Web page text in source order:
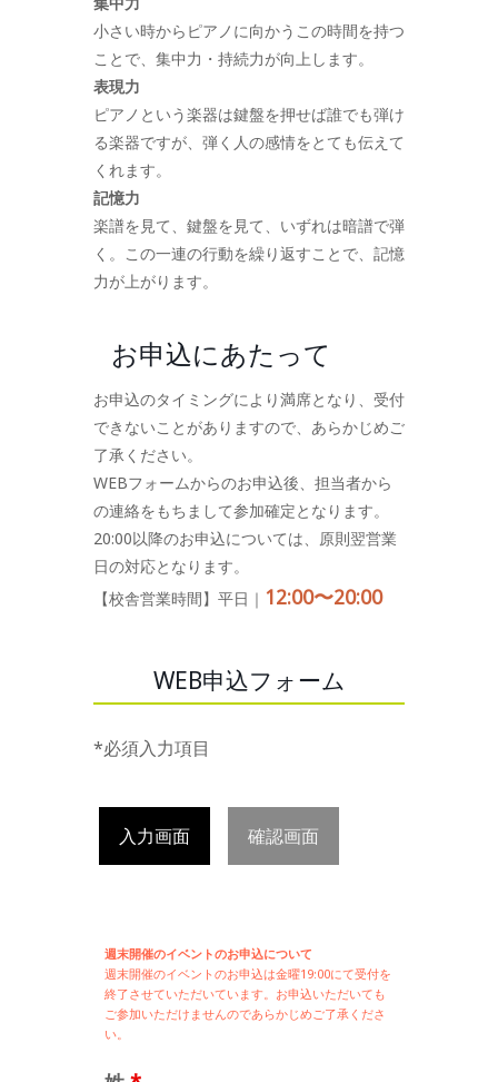
小さい時からピアノに向かうこの時間を持つ
ことで、集中力・持続力が向上します。
表現力
ピアノという楽器は鍵盤を押せば誰でも弾け
る楽器ですが、弾く人の感情をとても伝えて
くれます。
記憶力
楽譜を見て、鍵盤を見て、いずれは暗譜で弾
く。この一連の行動を繰り返すことで、記憶
力が上がります。
お申込にあたって
お申込のタイミングにより満席となり、受付
できないことがありますので、あらかじめご
了承ください。
WEBフォームからのお申込後、担当者から
の連絡をもちまして参加確定となります。
20:00以降のお申込については、原則翌営業
日の対応となります。
【校舎営業時間】平日｜ 12:00〜20:00
WEB申込フォーム
*必須入力項目
入力画面 確認画面
週末開催のイベントのお申込について
週末開催のイベントのお申込は金曜19:00にて受付を
終了させていただいています。お申込いただいても
ご参加いただけませんのであらかじめご了承くださ
い。